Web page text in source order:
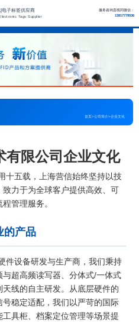
电子标签供应商
Tags Supplier
服务咨询直线同微信：
13817779536
首页 >公司简介>企业文化
有限公司企业文化
十五载，上海营信始终坚持以技
力于为全球客户提供高效、可
管理服务。
的产品
件设备研发与生产商，我们秉持
超高频读写器、分体式/一体式
线的自主研发。从底层硬件的
稳定适配，我们以严苛的国际
具柜、档案定位管理等场景提